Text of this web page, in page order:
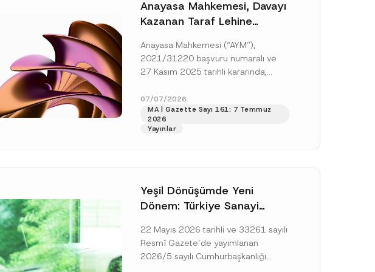
Anayasa Mahkemesi, Davayı
Kazanan Taraf Lehine
Hükmedilmemesi Nedeniyle
Mahkemeye Erişim Hakkının
Anayasa Mahkemesi (“AYM”),
2021/31220 başvuru numaralı ve
27 Kasım 2025 tarihli kararında,
itirazın kabul edilerek icranın geri
bırakılmasına karar...[Devamını Oku]
07/07/2026
MA | Gazette Sayı 161: 7 Temmuz
2026
Yayınlar
Yeşil Dönüşümde Yeni
Dönem: Türkiye Sanayi
Platformu Oluşturuldu
22 Mayıs 2026 tarihli ve 33261 sayılı
Resmî Gazete’de yayımlanan
2026/5 sayılı Cumhurbaşkanlığı